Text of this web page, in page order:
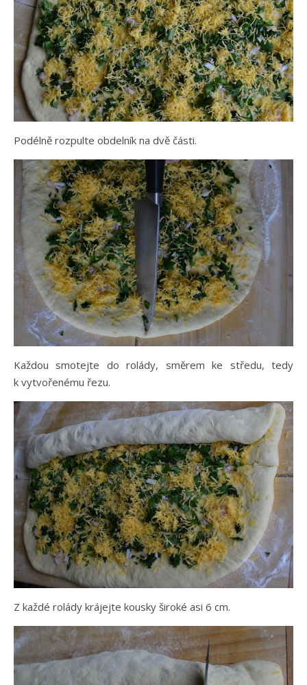
Podélně rozpulte obdelník na dvě části.
Každou smotejte do rolády, směrem ke středu, tedy
k vytvořenému řezu.
Z každé rolády krájejte kousky široké asi 6 cm.